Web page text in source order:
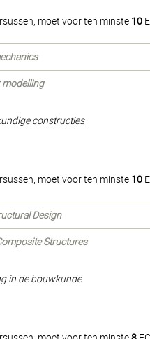
moet voor ten minste 10
modelling
constructies
moet voor ten minste 10
Design
Structures
in de bouwkunde